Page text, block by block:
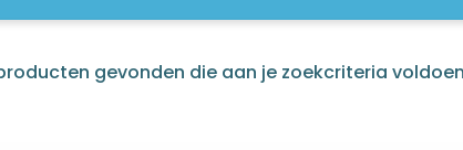
gevonden die aan je zoekcriteria